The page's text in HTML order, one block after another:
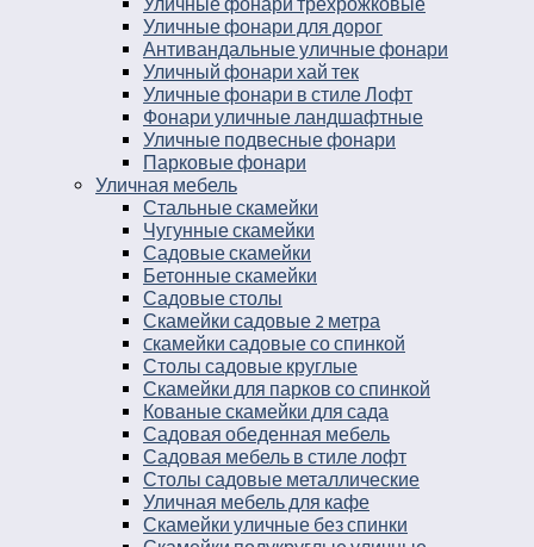
Уличные фонари для дорог
Антивандальные уличные фонари
Уличный фонари хай тек
Уличные фонари в стиле Лофт
Фонари уличные ландшафтные
Уличные подвесные фонари
Парковые фонари
Уличная мебель
Стальные скамейки
Чугунные скамейки
Садовые скамейки
Бетонные скамейки
Садовые столы
Скамейки садовые 2 метра
Cкамейки садовые со спинкой
Столы садовые круглые
Скамейки для парков со спинкой
Кованые скамейки для сада
Садовая обеденная мебель
Садовая мебель в стиле лофт
Столы садовые металлические
Уличная мебель для кафе
Скамейки уличные без спинки